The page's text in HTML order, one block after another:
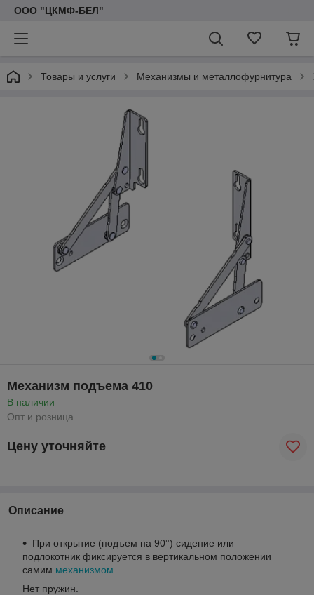
ООО "ЦКМФ-БЕЛ"
Товары и услуги Механизмы и металлофурнитура
Механизм подъема 410
В наличии
Опт и розница
Цену уточняйте
Описание
При открытие (подъем на 90°) сидение или
подлокотник фиксируется в вертикальном положении
самим механизмом
Нет пружин.